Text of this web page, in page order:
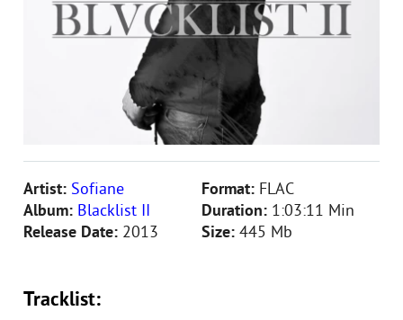
Artist: Sofiane
Album: Blacklist II
Release Date: 2013
Format: FLAC
Duration: 1:03:11 Min
Size: 445 Mb
Tracklist: